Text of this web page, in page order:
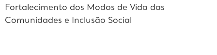
Fortalecimento dos Modos de Vida das
Comunidades e Inclusão Social